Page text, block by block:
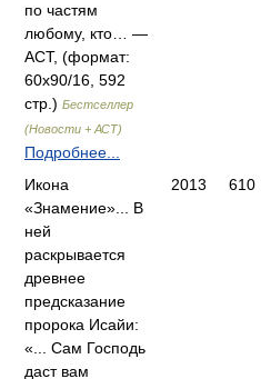
по частям
любому, кто… —
АСТ, (формат:
60x90/16, 592
стр.) Бестселлер
(Новости + АСТ)
Подробнее...
Икона
«Знамение»... В
ней
раскрывается
древнее
предсказание
пророка Исайи:
«... Сам Господь
даст вам
2013 610